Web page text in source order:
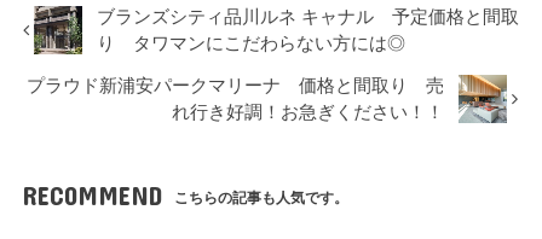
ブランズシティ品川ルネ キャナル 予定価格と間取
り タワマンにこだわらない方には◎
プラウド新浦安パークマリーナ 価格と間取り 売
れ行き好調！お急ぎください！！
RECOMMEND こちらの記事も人気です。